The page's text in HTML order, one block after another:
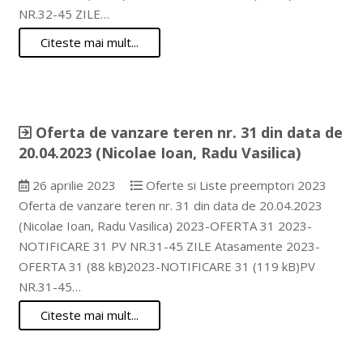
NR.32-45 ZILE…
Citeste mai mult...
Oferta de vanzare teren nr. 31 din data de
20.04.2023 (Nicolae Ioan, Radu Vasilica)
26 aprilie 2023
Oferte si Liste preemptori 2023
Oferta de vanzare teren nr. 31 din data de 20.04.2023
(Nicolae Ioan, Radu Vasilica) 2023-OFERTA 31 2023-
NOTIFICARE 31 PV NR.31-45 ZILE Atasamente 2023-
OFERTA 31 (88 kB)2023-NOTIFICARE 31 (119 kB)PV
NR.31-45…
Citeste mai mult...